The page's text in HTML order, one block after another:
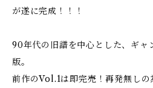
が遂に完成！！！
90年代の旧譜を中心とした、ギ
版。
前作のVol.1は即完売！再発無し